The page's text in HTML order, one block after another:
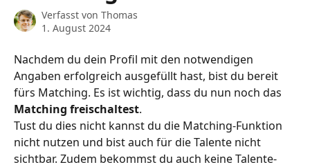
Verfasst von Thomas
1. August 2024
Nachdem du dein Profil mit den notwendigen
Angaben erfolgreich ausgefüllt hast, bist du bereit
fürs Matching. Es ist wichtig, dass du nun noch das
Matching freischaltest.
Tust du dies nicht kannst du die Matching-Funktion
nicht nutzen und bist auch für die Talente nicht
sichtbar. Zudem bekommst du auch keine Talente-